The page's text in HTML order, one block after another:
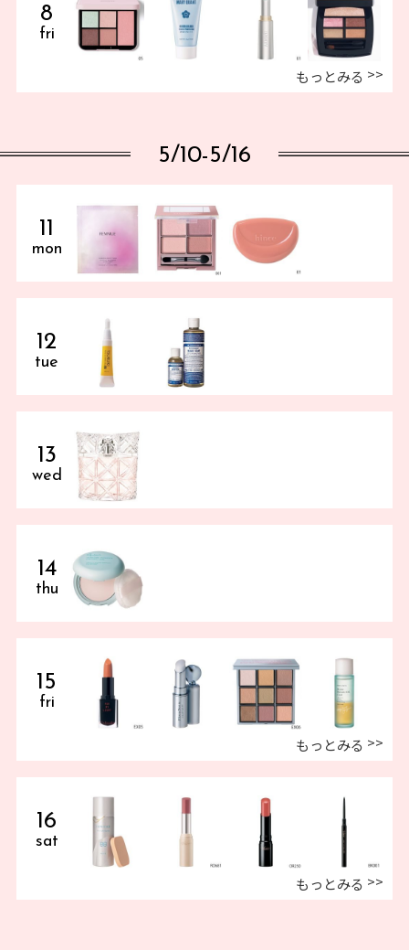
8
fri
もっとみる
5/10-5/16
11
mon
12
tue
13
wed
14
thu
15
fri
もっとみる
16
sat
もっとみる